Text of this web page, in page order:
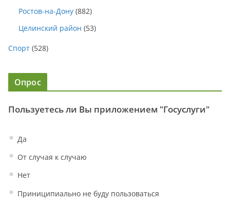
Ростов-на-Дону (882)
Целинский район (53)
Спорт (528)
Опрос
Пользуетесь ли Вы приложением "Госуслуги"
Да
От случая к случаю
Нет
Приниципиально не буду пользоваться